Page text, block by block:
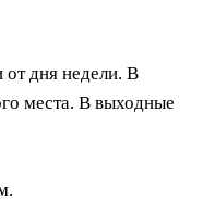
дня недели. В
места. В выходные